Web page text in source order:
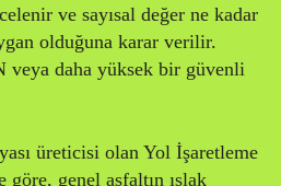
ve sayısal değer ne kadar
olduğuna karar verilir.
daha yüksek bir güvenli
üreticisi olan Yol İşaretleme
genel asfaltın ıslak